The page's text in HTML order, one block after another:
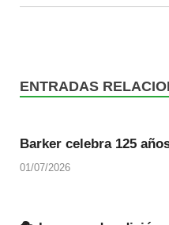
ENTRADAS
Barker celebra 125
01/07/2026